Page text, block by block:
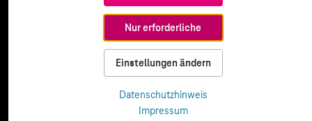
Nur erforderliche
Einstellungen ändern
Datenschutzhinweis
Impressum